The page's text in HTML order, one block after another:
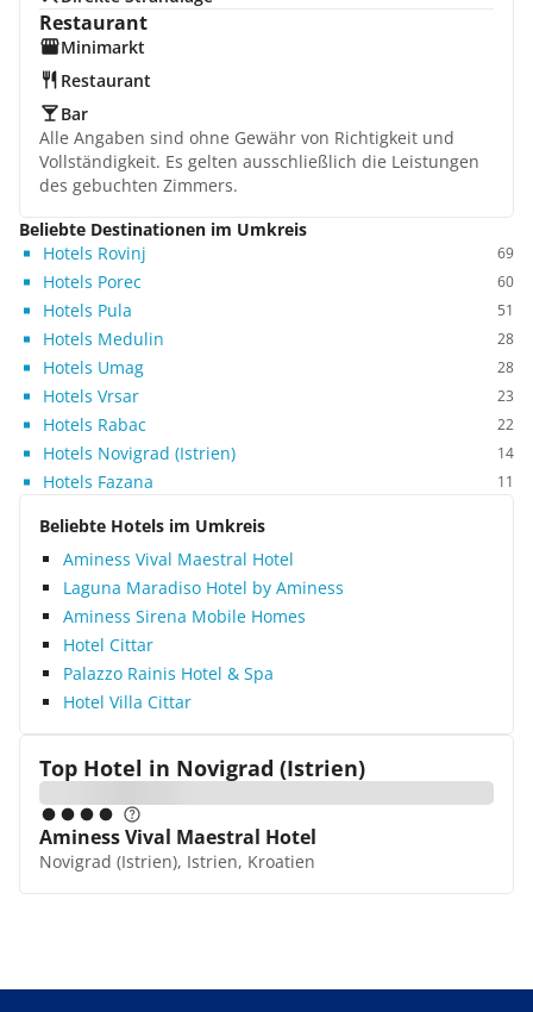
Restaurant
Minimarkt
Restaurant
Bar
Alle Angaben sind ohne Gewähr von Richtigkeit und
Vollständigkeit. Es gelten ausschließlich die Leistungen
des gebuchten Zimmers.
Beliebte Destinationen im Umkreis
Hotels Rovinj
69
Hotels Porec 60
Hotels Pula 51
Hotels Medulin 28
Hotels Umag 28
Hotels Vrsar 23
Hotels Rabac 22
Hotels Novigrad (Istrien) 14
Hotels Fazana 11
Beliebte Hotels im Umkreis
Aminess Vival Maestral Hotel
Laguna Maradiso Hotel by Aminess
Aminess Sirena Mobile Homes
Hotel Cittar
Palazzo Rainis Hotel & Spa
Hotel Villa Cittar
Top Hotel in Novigrad (Istrien)
Aminess Vival Maestral Hotel
Novigrad (Istrien), Istrien, Kroatien